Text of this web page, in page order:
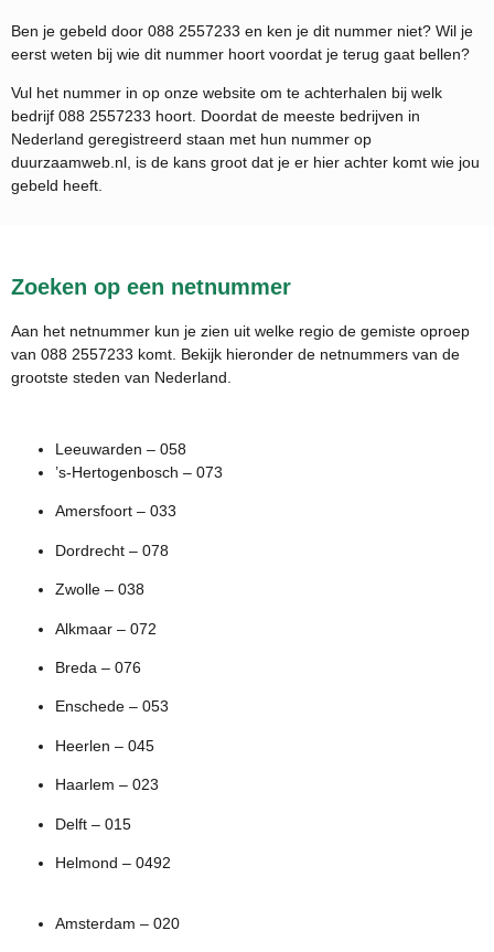
Ben je gebeld door 088 2557233 en ken je dit nummer niet? Wil je
eerst weten bij wie dit nummer hoort voordat je terug gaat bellen?
Vul het nummer in op onze website om te achterhalen bij welk
bedrijf 088 2557233 hoort. Doordat de meeste bedrijven in
Nederland geregistreerd staan met hun nummer op
duurzaamweb.nl, is de kans groot dat je er hier achter komt wie jou
gebeld heeft.
Zoeken op een netnummer
Aan het netnummer kun je zien uit welke regio de gemiste oproep
van 088 2557233 komt. Bekijk hieronder de netnummers van de
grootste steden van Nederland.
Leeuwarden – 058
’s-Hertogenbosch – 073
Amersfoort – 033
Dordrecht – 078
Zwolle – 038
Alkmaar – 072
Breda – 076
Enschede – 053
Heerlen – 045
Haarlem – 023
Delft – 015
Helmond – 0492
Amsterdam – 020